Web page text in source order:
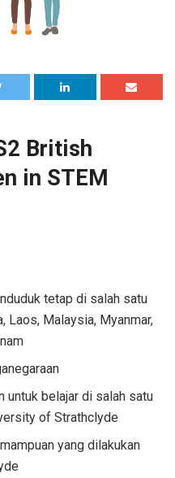
British
in STEM
tetap di salah satu
Laos, Malaysia, Myanmar,
untuk belajar di salah satu
of Strathclyde
yang dilakukan